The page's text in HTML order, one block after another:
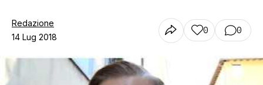
Chi siamo
Contatti
Redazione
14 Lug 2018
0 0